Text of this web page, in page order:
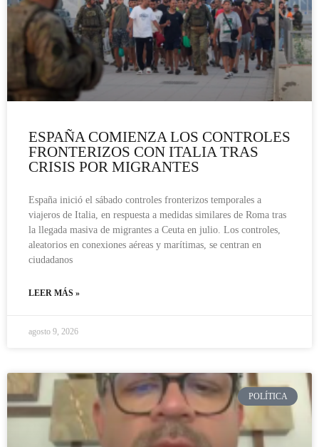
ESPAÑA COMIENZA LOS CONTROLES
FRONTERIZOS CON ITALIA TRAS
CRISIS POR MIGRANTES
España inició el sábado controles fronterizos temporales a
viajeros de Italia, en respuesta a medidas similares de Roma tras
la llegada masiva de migrantes a Ceuta en julio. Los controles,
aleatorios en conexiones aéreas y marítimas, se centran en
ciudadanos
LEER MÁS »
agosto 9, 2026
POLÍTICA